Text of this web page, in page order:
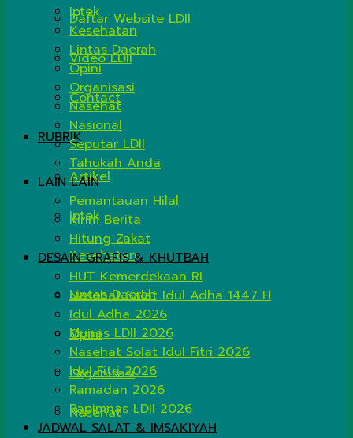
Daftar Website LDII
Video LDII
Contact
RUBRIK
Artikel
Iptek
Kesehatan
Lintas Daerah
Opini
Organisasi
Nasehat
Iptek
Kesehatan
Lintas Daerah
Opini
Organisasi
Nasehat
Nasional
Seputar LDII
Tahukah Anda
LAIN LAIN
Pemantauan Hilal
Kirim Berita
Hitung Zakat
DESAIN GRAFIS & KHUTBAH
HUT Kemerdekaan RI
Nasehat Salat Idul Adha 1447 H
Idul Adha 2026
Munas LDII 2026
Nasehat Solat Idul Fitri 2026
Idul Fitri 2026
Ramadan 2026
Rapimnas LDII 2026
JADWAL SALAT & IMSAKIYAH